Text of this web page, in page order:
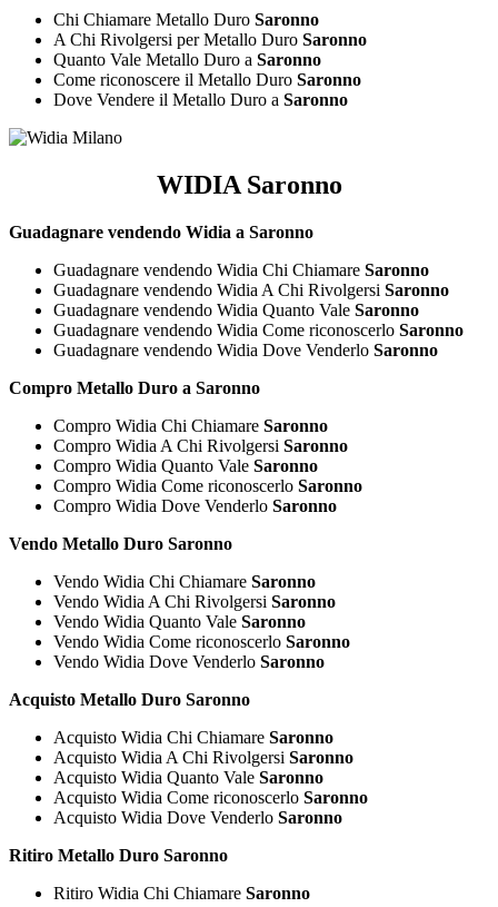
Chi Chiamare Metallo Duro Saronno
A Chi Rivolgersi per Metallo Duro Saronno
Quanto Vale Metallo Duro a Saronno
Come riconoscere il Metallo Duro Saronno
Dove Vendere il Metallo Duro a Saronno
WIDIA Saronno
Guadagnare vendendo Widia a Saronno
Guadagnare vendendo Widia Chi Chiamare Saronno
Guadagnare vendendo Widia A Chi Rivolgersi Saronno
Guadagnare vendendo Widia Quanto Vale Saronno
Guadagnare vendendo Widia Come riconoscerlo Saronno
Guadagnare vendendo Widia Dove Venderlo Saronno
Compro Metallo Duro a Saronno
Compro Widia Chi Chiamare Saronno
Compro Widia A Chi Rivolgersi Saronno
Compro Widia Quanto Vale Saronno
Compro Widia Come riconoscerlo Saronno
Compro Widia Dove Venderlo Saronno
Vendo Metallo Duro Saronno
Vendo Widia Chi Chiamare Saronno
Vendo Widia A Chi Rivolgersi Saronno
Vendo Widia Quanto Vale Saronno
Vendo Widia Come riconoscerlo Saronno
Vendo Widia Dove Venderlo Saronno
Acquisto Metallo Duro Saronno
Acquisto Widia Chi Chiamare Saronno
Acquisto Widia A Chi Rivolgersi Saronno
Acquisto Widia Quanto Vale Saronno
Acquisto Widia Come riconoscerlo Saronno
Acquisto Widia Dove Venderlo Saronno
Ritiro Metallo Duro Saronno
Ritiro Widia Chi Chiamare Saronno